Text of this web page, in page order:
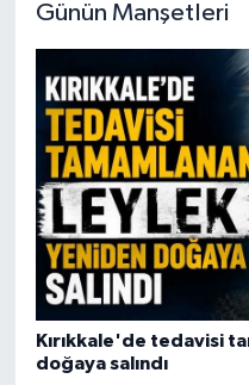
Günün Manşetleri
Kırıkkale'de tedavisi
doğaya salındı